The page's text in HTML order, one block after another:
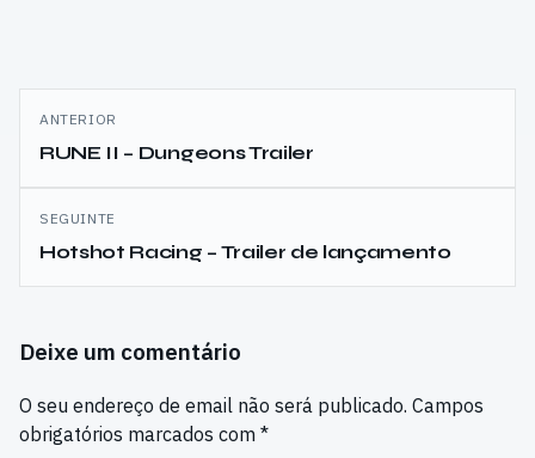
Navegação
de
artigos
ANTERIOR
RUNE II – Dungeons Trailer
SEGUINTE
Hotshot Racing – Trailer de lançamento
Deixe um comentário
O seu endereço de email não será publicado. Campos
obrigatórios marcados com *